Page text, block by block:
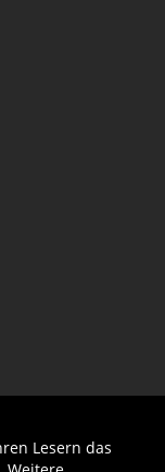
Lesern das
widerrufen